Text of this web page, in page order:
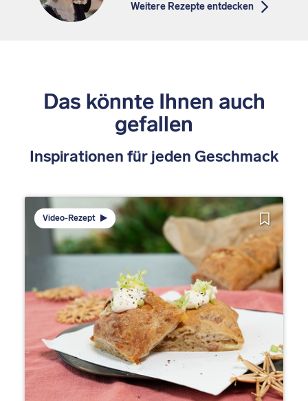
Weitere Rezepte entdecken
Das könnte Ihnen auch
gefallen
Inspirationen für jeden Geschmack
Video-Rezept